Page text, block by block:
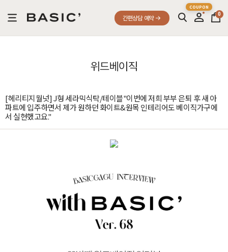
간편상담 예약
0
위드베이직
[헤리티지월넛] J형 세라믹식탁/테이블"이번에 저희 부부 은퇴 후 새 아
파트에 입주하면서 제가 원하던 화이트&원목 인테리어도 베이직가구에
서 실현했고요."